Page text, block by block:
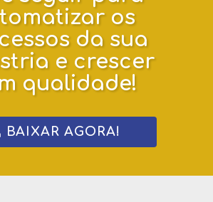
os
da sua
e crescer
qualidade!
BAIXAR AGORA!